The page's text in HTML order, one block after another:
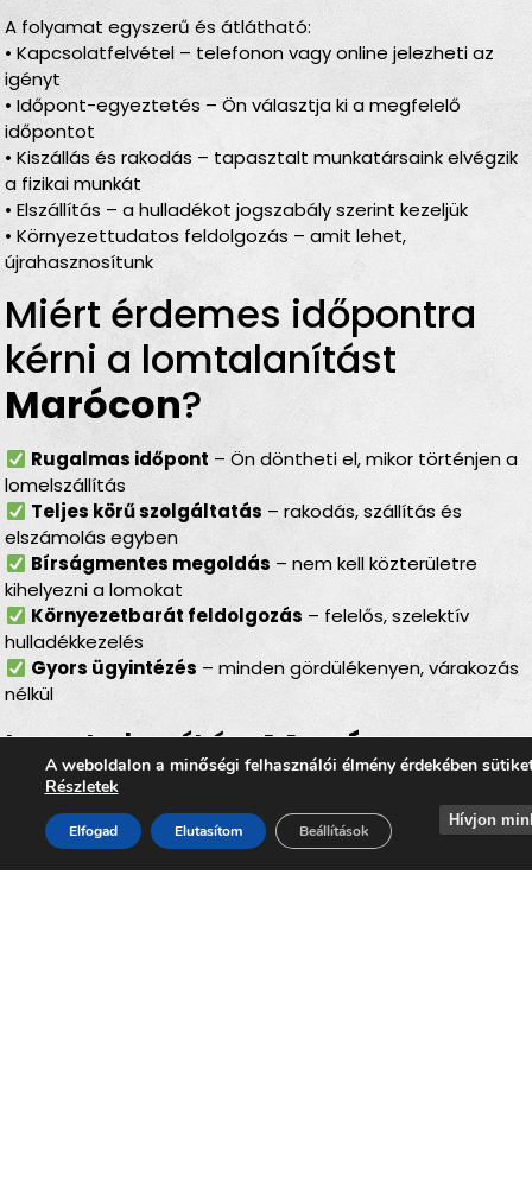
A folyamat egyszerű és átlátható:
• Kapcsolatfelvétel – telefonon vagy online jelezheti az
igényt
• Időpont-egyeztetés – Ön választja ki a megfelelő
időpontot
• Kiszállás és rakodás – tapasztalt munkatársaink elvégzik
a fizikai munkát
• Elszállítás – a hulladékot jogszabály szerint kezeljük
• Környezettudatos feldolgozás – amit lehet,
újrahasznosítunk
Miért érdemes időpontra
kérni a lomtalanítást
Marócon?
Rugalmas időpont – Ön döntheti el, mikor történjen a
lomelszállítás
Teljes körű szolgáltatás – rakodás, szállítás és
elszámolás egyben
Bírságmentes megoldás – nem kell közterületre
kihelyezni a lomokat
Környezetbarát feldolgozás – felelős, szelektív
hulladékkezelés
Gyors ügyintézés – minden gördülékenyen, várakozás
nélkül
LomtalanításMarócon–
ideális választás minden
helyzetben
A weboldalon a minőségi felhasználói élmény érdekében
Részletek
Elfogad Elutasítom Beállítások
Hívjon